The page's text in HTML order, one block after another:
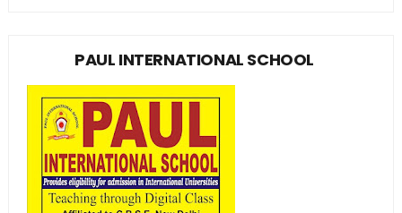
PAUL INTERNATIONAL SCHOOL